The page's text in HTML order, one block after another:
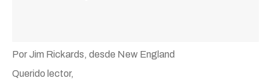
Por Jim Rickards, desde New England
Querido lector,